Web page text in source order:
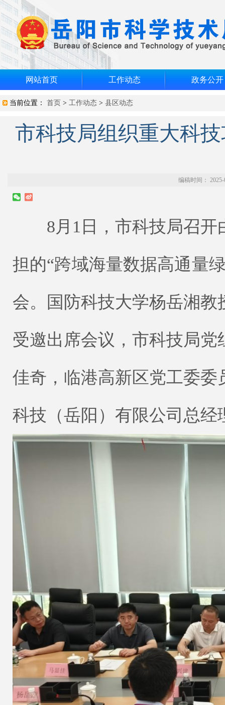
网站首页 工作动态 政务公开
当前位置： 首页 > 工作动态 > 县区动态
市科技局组织重大科
编稿时间：
8月1日，市科技局召开
担的“跨域海量数据高通量
会。国防科技大学杨岳湘
受邀出席会议，市科技局
佳奇，临港高新区党工委
科技（岳阳）有限公司总经